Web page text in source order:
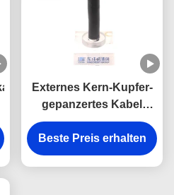
Externes Kern-Kupfer-
gepanzertes Kabel
0.6/1KV VV22 4
Rostschutz
Beste Preis erhalten